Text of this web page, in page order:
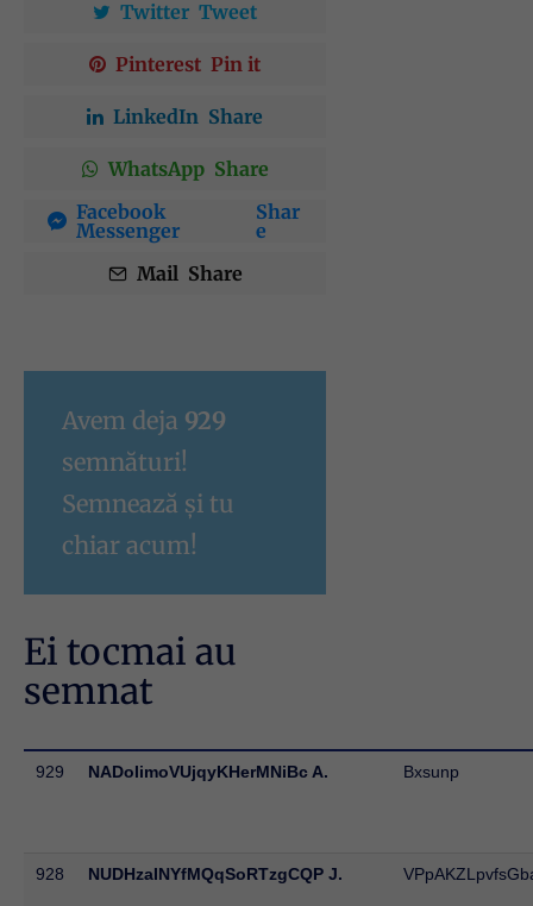
Twitter Tweet
Pinterest Pin it
LinkedIn Share
WhatsApp Share
Facebook
Messenger
Shar
e
Mail Share
Avem deja 929
semnături!
Semnează și tu
chiar acum!
Ei tocmai au
semnat
929 NADoIimoVUjqyKHerMNiBc A. Bxsunp
928 NUDHzaINYfMQqSoRTzgCQP J.